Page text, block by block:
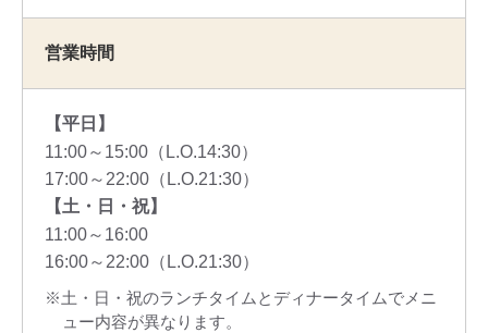
営業時間
【平日】
11:00～15:00（L.O.14:30）
17:00～22:00（L.O.21:30）
【土・日・祝】
11:00～16:00
16:00～22:00（L.O.21:30）
土・日・祝のランチタイムとディナータイムでメニ
ュー内容が異なります。